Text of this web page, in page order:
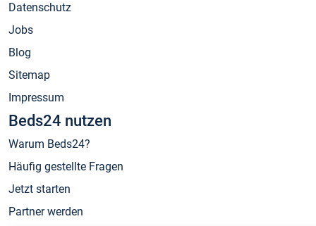
Datenschutz
Jobs
Blog
Sitemap
Impressum
Beds24 nutzen
Warum Beds24?
Häufig gestellte Fragen
Jetzt starten
Partner werden